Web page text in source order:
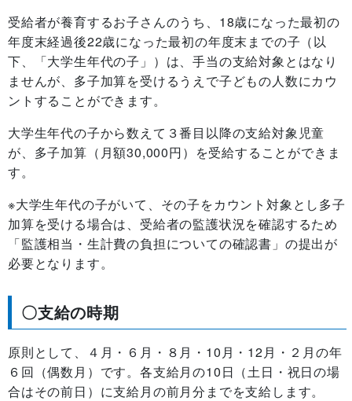
受給者が養育するお子さんのうち、18歳になった最初の
年度末経過後22歳になった最初の年度末までの子（以
下、「大学生年代の子」）は、手当の支給対象とはなり
ませんが、多子加算を受けるうえで子どもの人数にカウ
ントすることができます。
大学生年代の子から数えて３番目以降の支給対象児童
が、多子加算（月額30,000円）を受給することができま
す。
※大学生年代の子がいて、その子をカウント対象とし多子
加算を受ける場合は、受給者の監護状況を確認するため
「監護相当・生計費の負担についての確認書」の提出が
必要となります。
〇支給の時期
原則として、４月・６月・８月・10月・12月・２月の年
６回（偶数月）です。各支給月の10日（土日・祝日の場
合はその前日）に支給月の前月分までを支給します。